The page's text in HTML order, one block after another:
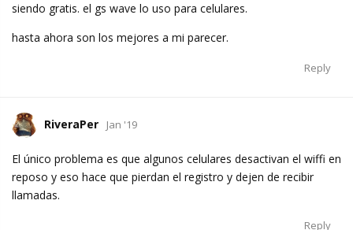
siendo gratis. el gs wave lo uso para celulares.
hasta ahora son los mejores a mi parecer.
Reply
RiveraPer Jan '19
El único problema es que algunos celulares desactivan el wiffi en
reposo y eso hace que pierdan el registro y dejen de recibir
llamadas.
Reply